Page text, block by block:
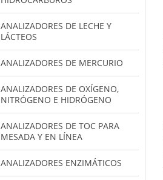
ANALIZADORES DE LECHE Y
LÁCTEOS
ANALIZADORES DE MERCURIO
ANALIZADORES DE OXÍGENO,
NITRÓGENO E HIDRÓGENO
ANALIZADORES DE TOC PARA
MESADA Y EN LÍNEA
ANALIZADORES ENZIMÁTICOS